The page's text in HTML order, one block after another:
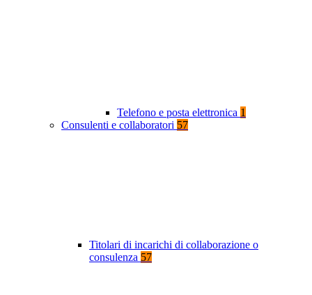
Telefono e posta elettronica 1
Consulenti e collaboratori 57
Titolari di incarichi di collaborazione o
consulenza 57